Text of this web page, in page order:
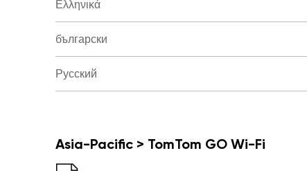
Ελληνικά
български
Русский
Asia-Pacific > TomTom GO Wi-Fi